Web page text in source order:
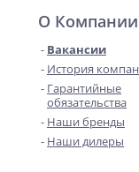
О Компании
Вакансии
История
Гарантийные
обязательства
Наши бренды
Наши дилеры